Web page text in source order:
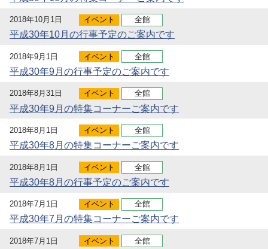
2018年10月1日 イベント 全館
平成30年10月の行事予定のご案内です
2018年9月1日 イベント 全館
平成30年9月の行事予定のご案内です
2018年8月31日 イベント 全館
平成30年9月の特集コーナーご案内です
2018年8月1日 イベント 全館
平成30年8月の特集コーナーご案内です
2018年8月1日 イベント 全館
平成30年8月の行事予定のご案内です
2018年7月1日 イベント 全館
平成30年7月の特集コーナーご案内です
2018年7月1日 イベント 全館